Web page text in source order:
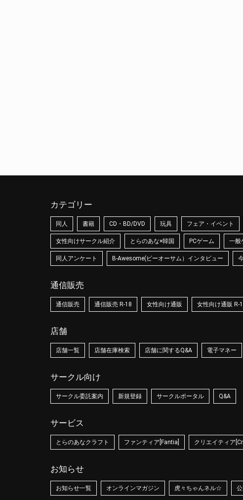
カテゴリー
同人 書籍 CD・BD/DVD 玩具 フェア・イベント
女性向けサークル紹介 とらのあな×韓国 PCゲーム 一般
同人アンケート B-Awesome(ビーオーサム）インタビュー
通信販売
通信販売 通信販売 R-18 女性向け通販 女性向け通販 R-
店舗
店舗一覧 店舗在庫検索 店舗に関するQ&A 電子マネー
サークル向け
サークル委託案内 新規登録 サークルポータル Q&A
サービス
とらのあなクラフト ファンティア[Fantia] クリエイティア
お知らせ
お知らせ一覧 オンラインマガジン 虎々ちゃんネル☆